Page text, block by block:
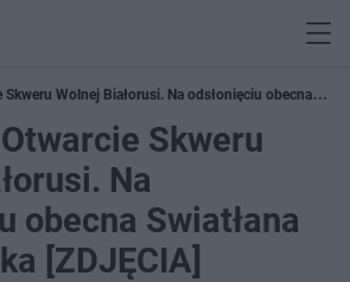
Skweru Wolnej Białorusi. Na odsłonięciu obecna
Skweru
Na
obecna Swiatłana
[ZDJĘCIA]